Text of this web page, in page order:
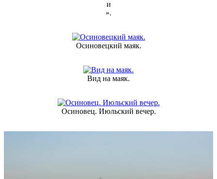
и
».
Осиновецкий маяк.
Вид на маяк.
Осиновец. Июльский вечер.